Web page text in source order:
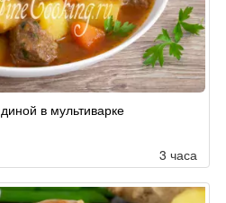
в мультиварке
3 часа